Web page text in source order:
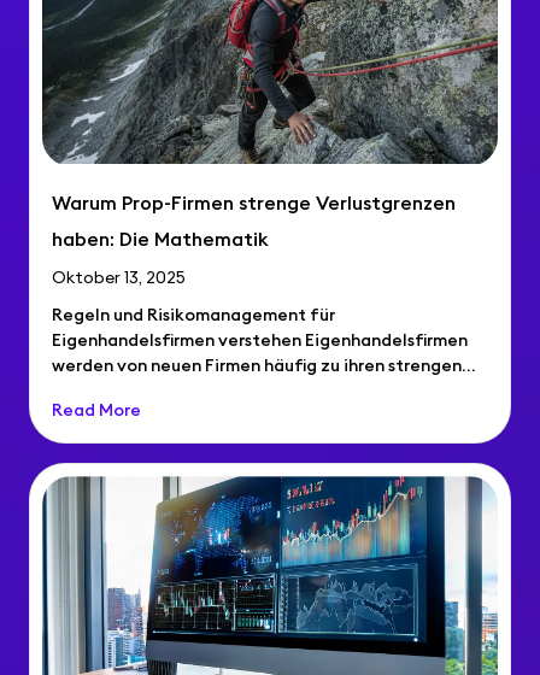
Warum Prop-Firmen strenge Verlustgrenzen
haben: Die Mathematik
Oktober 13, 2025
Regeln und Risikomanagement für
Eigenhandelsfirmen verstehen Eigenhandelsfirmen
werden von neuen Firmen häufig zu ihren strengen
Risikomanagement...
Read More